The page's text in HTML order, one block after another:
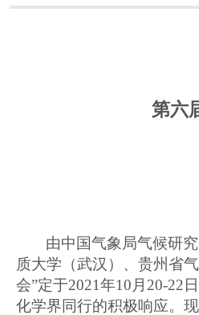
第六
由中国气象局气候研
质大学（武汉）、贵州省
会”定于2021年10 月 20-22
化学界同行的积极响应。